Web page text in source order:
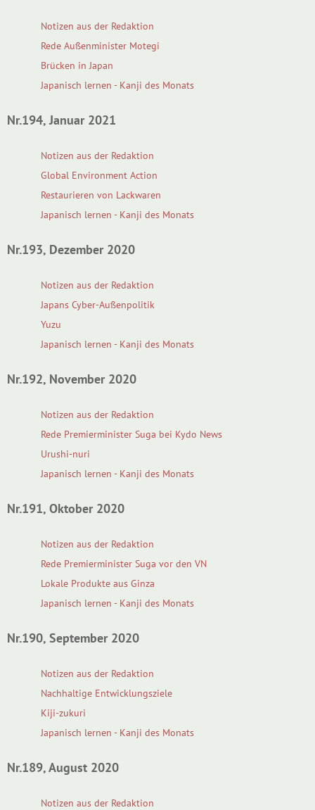
Notizen aus der Redaktion
Rede Außenminister Motegi
Brücken in Japan
Japanisch lernen - Kanji des Monats
Nr.194, Januar 2021
Notizen aus der Redaktion
Global Environment Action
Restaurieren von Lackwaren
Japanisch lernen - Kanji des Monats
Nr.193, Dezember 2020
Notizen aus der Redaktion
Japans Cyber-Außenpolitik
Yuzu
Japanisch lernen - Kanji des Monats
Nr.192, November 2020
Notizen aus der Redaktion
Rede Premierminister Suga bei Kydo News
Urushi-nuri
Japanisch lernen - Kanji des Monats
Nr.191, Oktober 2020
Notizen aus der Redaktion
Rede Premierminister Suga vor den VN
Lokale Produkte aus Ginza
Japanisch lernen - Kanji des Monats
Nr.190, September 2020
Notizen aus der Redaktion
Nachhaltige Entwicklungsziele
Kiji-zukuri
Japanisch lernen - Kanji des Monats
Nr.189, August 2020
Notizen aus der Redaktion